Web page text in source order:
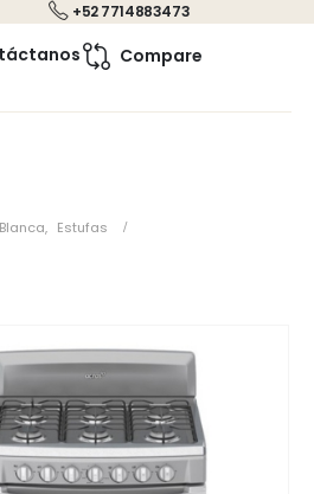
+52 7714883473
Compare
, Estufas